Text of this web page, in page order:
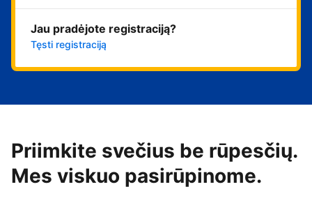
Jau pradėjote registraciją?
Tęsti registraciją
Priimkite svečius be rūpesčių.
Mes viskuo pasirūpinome.